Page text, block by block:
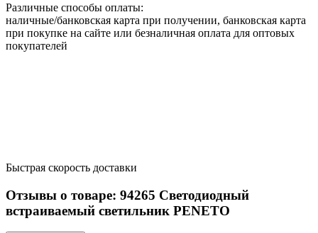
Различные способы оплаты:
наличные/банковская карта при получении, банковская карта
при покупке на сайте или безналичная оплата для оптовых
покупателей
Быстрая скорость доставки
Отзывы о товаре: 94265 Светодиодный
встраиваемый светильник PENETO